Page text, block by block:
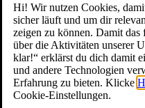
Hi! Wir nutzen Cookies,
sicher läuft und um dir
zeigen zu können. Damit
über die Aktivitäten unserer
klar!“ erklärst du dich damit
und andere Technologien
Erfahrung zu bieten. Klicke
Cookie-Einstellungen.